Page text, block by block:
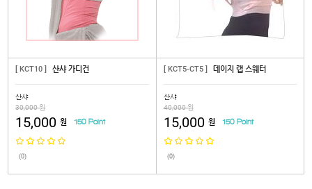
[ KCT10 ] 산샤 가디건
산샤
30,000 원
15,000 원 150 Point
(0)
[ KCT5-CT5 ] 데이지 랩 스웨터
산샤
40,000 원
15,000 원 150 Point
(0)